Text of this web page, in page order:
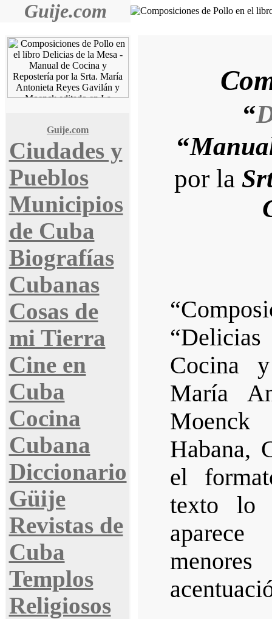
Guije.com
Guije.com
Ciudades y
Pueblos
Municipios
de Cuba
Biografías
Cubanas
Cosas de
mi Tierra
Cine en
Cuba
Cocina
Cubana
Diccionario
Güije
Revistas de
Cuba
Templos
Religiosos
“
“
por la
Cocina
María
Habana,
el
texto lo